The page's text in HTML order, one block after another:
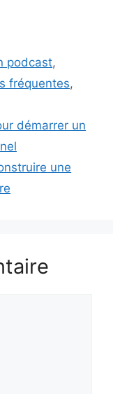
podcast,
fréquentes,
démarrer un
une